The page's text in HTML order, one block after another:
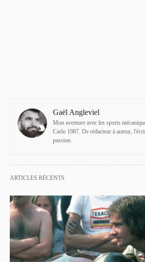
Gaël Angleviel
Mon aventure avec les sports
Carlo 1987. De rédacteur à auteur,
passion.
ARTICLES RÉCENTS